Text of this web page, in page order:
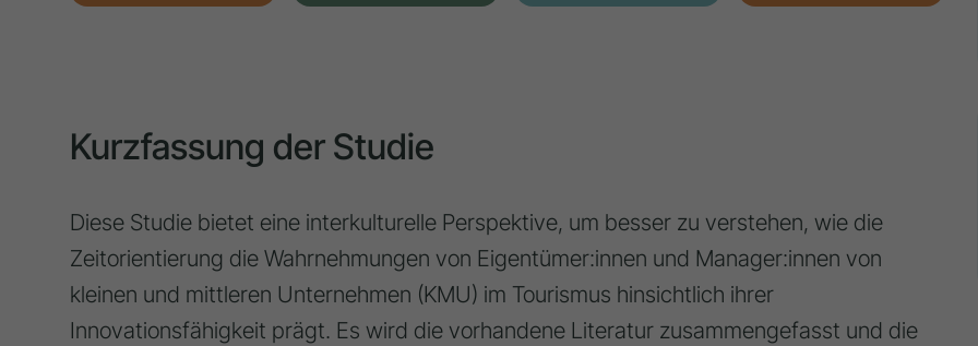
Kurzfassung der Studie
Diese Studie bietet eine interkulturelle Perspektive, um besser zu verstehen, wie die
Zeitorientierung die Wahrnehmungen von Eigentümer:innen und Manager:innen von
kleinen und mittleren Unternehmen (KMU) im Tourismus hinsichtlich ihrer
Innovationsfähigkeit prägt. Es wird die vorhandene Literatur zusammengefasst und die